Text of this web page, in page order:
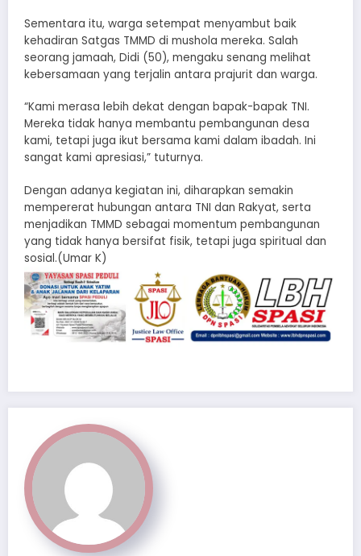
Sementara itu, warga setempat menyambut baik
kehadiran Satgas TMMD di mushola mereka. Salah
seorang jamaah, Didi (50), mengaku senang melihat
kebersamaan yang terjalin antara prajurit dan warga.
“Kami merasa lebih dekat dengan bapak-bapak TNI.
Mereka tidak hanya membantu pembangunan desa
kami, tetapi juga ikut bersama kami dalam ibadah. Ini
sangat kami apresiasi,” tuturnya.
Dengan adanya kegiatan ini, diharapkan semakin
mempererat hubungan antara TNI dan Rakyat, serta
menjadikan TMMD sebagai momentum pembangunan
yang tidak hanya bersifat fisik, tetapi juga spiritual dan
sosial.(Umar K)